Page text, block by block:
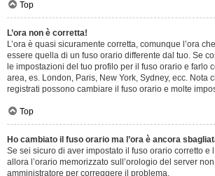
Top
L’ora non è corretta!
L’ora è quasi sicuramente corretta, comunque l’ora
essere quella di un fuso orario differente dal tuo. Se
le impostazioni del tuo profilo per il fuso orario e farlo
area, es. London, Paris, New York, Sydney, ecc. Nota
registrati possono cambiare il fuso orario e molte
Top
Ho cambiato il fuso orario ma l’ora è ancora
Se sei sicuro di aver impostato il fuso orario corretto e
allora l’orario memorizzato sull’orologio del server
amministratore per correggere il problema.